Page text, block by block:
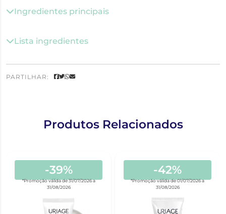
Ingredientes principais
Lista ingredientes
PARTILHAR:
Produtos Relacionados
-39%
*Promoção válida de 31/07/2026 a
31/08/2026
-42%
*Promoção válida de 01/07/2026 a
31/08/2026